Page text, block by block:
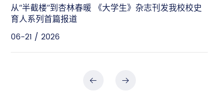
新华社：坚守人民至上，为“健康中国”建设持续输出首
医智慧
06-18 / 2026